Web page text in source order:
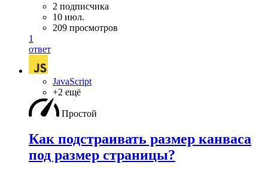
2 подписчика
10 июл.
209 просмотров
1
ответ
JavaScript
+2 ещё
Простой
Как подстраивать размер канваса
под размер страницы?